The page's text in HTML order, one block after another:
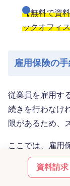
資料請求
【無料で資
ックオフィ
雇用保険の
従業員を雇用す
続きを行わなけ
限があるため、
ここでは、雇用
て解説します。